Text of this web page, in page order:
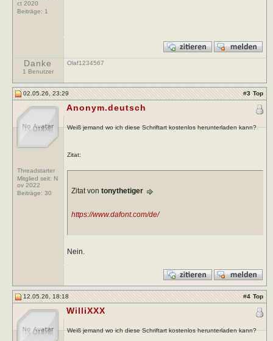
ct 2020
Beiträge: 1
Danke
1 Benutzer
Olaf1234567
02.05.26, 23:29 #3 Top
Threadstarter
Mitglied seit: N
ov 2022
Beiträge: 30
Anonym.deutsch
Weiß jemand wo ich diese Schriftart kostenlos herunterladen kann?
Zitat:
Zitat von tonythetiger
https://www.dafont.com/de/
Nein.
12.05.26, 18:18 #4 Top
WilliXXX
Weiß jemand wo ich diese Schriftart kostenlos herunterladen kann?